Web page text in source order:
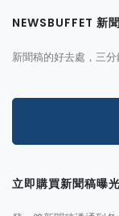
NEWSBUFFET 新
新聞稿的好去處，三
立即購買新聞稿曝光